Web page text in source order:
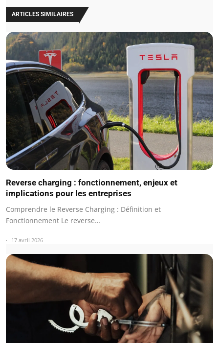
ARTICLES SIMILAIRES
Reverse charging : fonctionnement, enjeux et
implications pour les entreprises
Comprendre le Reverse Charging : Définition et
Fonctionnement Le reverse…
17 avril 2026